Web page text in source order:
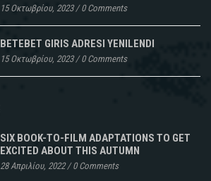
15 Οκτωβρίου, 2023/0 Comments
BETEBET GIRIS ADRESI YENILENDI
15 Οκτωβρίου, 2023/0 Comments
SIX BOOK-TO-FILM ADAPTATIONS TO GET
EXCITED ABOUT THIS AUTUMN
28 Απριλίου, 2022/0 Comments